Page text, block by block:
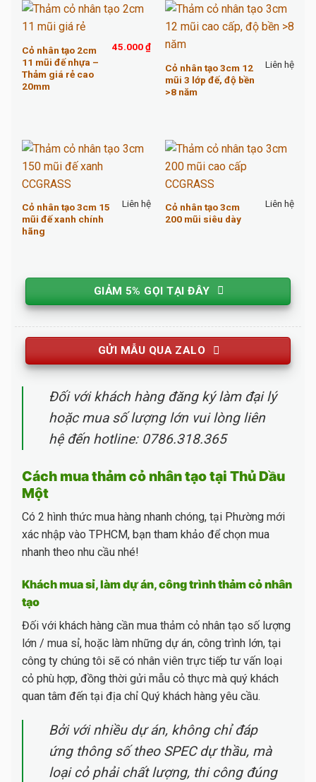
Cỏ nhân tạo 2cm
11 mũi đế nhựa –
Thảm giá rẻ cao
20mm
45.000₫
Cỏ nhân tạo 3cm 12
mũi 3 lớp đế, độ bền
>8 năm
Liên hệ
Cỏ nhân tạo 3cm 15
mũi đế xanh chính
hãng
Liên hệ
Cỏ nhân tạo 3cm
200 mũi siêu dày
Liên hệ
GIẢM 5% GỌI TẠI ĐÂY
GỬI MẪU QUA ZALO
Đối với khách hàng đăng ký làm đại lý
hoặc mua số lượng lớn vui lòng liên
hệ đến hotline: 0786.318.365
Cách mua thảm cỏ nhân tạo tại Thủ Dầu
Một
Có 2 hình thức mua hàng nhanh chóng, tại Phường mới
xác nhập vào TPHCM, bạn tham khảo để chọn mua
nhanh theo nhu cầu nhé!
Khách mua sỉ, làm dự án, công trình thảm cỏ nhân
tạo
Đối với khách hàng cần mua thảm cỏ nhân tạo số lượng
lớn / mua sỉ, hoặc làm những dự án, công trình lớn, tại
công ty chúng tôi sẽ có nhân viên trực tiếp tư vấn loại
cỏ phù hợp, đồng thời gửi mẫu cỏ thực mà quý khách
quan tâm đến tại địa chỉ Quý khách hàng yêu cầu.
Bởi với nhiều dự án, không chỉ đáp
ứng thông số theo SPEC dự thầu, mà
loại cỏ phải chất lượng, thi công đúng